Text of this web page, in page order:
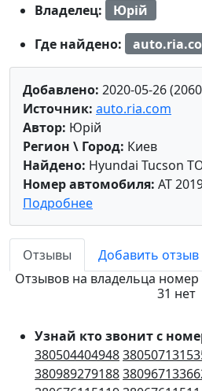
Владелец:
Юрій
Где найдено:
Добавлено: 2020-05-26
Источник: auto.ria.com
Автор: Юрій
Регион \ Город: Киев
Найдено: Hyundai Tucson
Номер автомобиля: AT
Подробнее
Отзывы
Добавить отзыв
Отзывов на владельца номер
31 нет
Узнай кто звонит с
380504404948
380989279188